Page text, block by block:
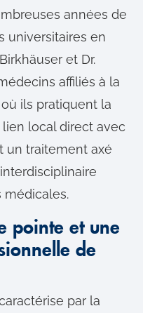
années de
universitaires en
et Dr.
affiliés à la
ils pratiquent la
local direct avec
un traitement axé
médicales.
pointe et une
de
par la